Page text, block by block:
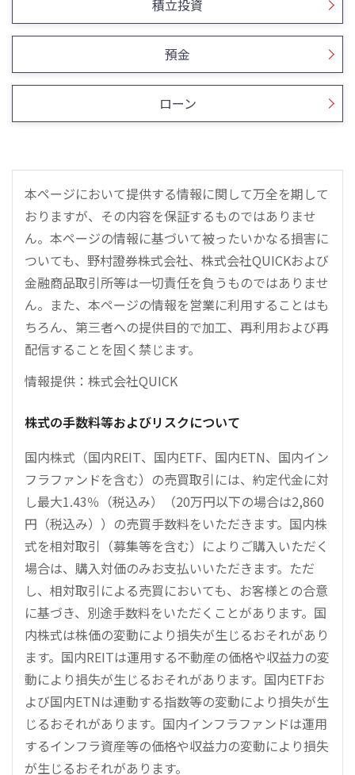
積立投資
預金
ローン
本ページにおいて提供する情報に関して万全を期して
おりますが、その内容を保証するものではありませ
ん。本ページの情報に基づいて被ったいかなる損害に
ついても、野村證券株式会社、株式会社QUICKおよび
金融商品取引所等は一切責任を負うものではありませ
ん。また、本ページの情報を営業に利用することはも
ちろん、第三者への提供目的で加工、再利用および再
配信することを固く禁じます。
情報提供：株式会社QUICK
株式の手数料等およびリスクについて
国内株式（国内REIT、国内ETF、国内ETN、国内イン
フラファンドを含む）の売買取引には、約定代金に対
し最大1.43％（税込み）（20万円以下の場合は2,860
円（税込み））の売買手数料をいただきます。国内株
式を相対取引（募集等を含む）によりご購入いただく
場合は、購入対価のみお支払いいただきます。ただ
し、相対取引による売買においても、お客様との合意
に基づき、別途手数料をいただくことがあります。国
内株式は株価の変動により損失が生じるおそれがあり
ます。国内REITは運用する不動産の価格や収益力の変
動により損失が生じるおそれがあります。国内ETFお
よび国内ETNは連動する指数等の変動により損失が生
じるおそれがあります。国内インフラファンドは運用
するインフラ資産等の価格や収益力の変動により損失
が生じるおそれがあります。